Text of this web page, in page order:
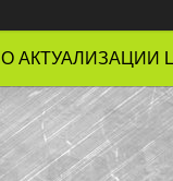
АКТУАЛИЗАЦИИ